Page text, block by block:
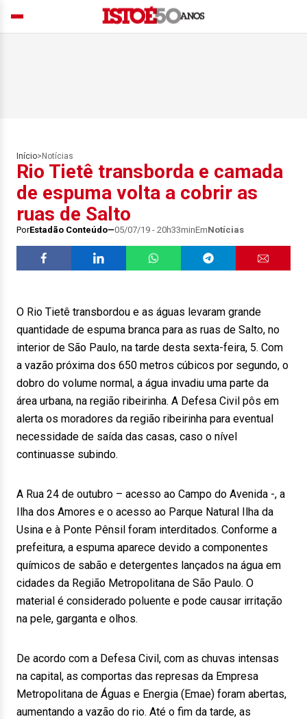
Início> Notícias
Rio Tietê transborda e camada
de espuma volta a cobrir as
ruas de Salto
PorEstadão Conteúdo 05/07/19 - 20h33minEmNotícias
O Rio Tietê transbordou e as águas levaram grande
quantidade de espuma branca para as ruas de Salto, no
interior de São Paulo, na tarde desta sexta-feira, 5. Com
a vazão próxima dos 650 metros cúbicos por segundo, o
dobro do volume normal, a água invadiu uma parte da
área urbana, na região ribeirinha. A Defesa Civil pôs em
alerta os moradores da região ribeirinha para eventual
necessidade de saída das casas, caso o nível
continuasse subindo.
A Rua 24 de outubro – acesso ao Campo do Avenida -, a
Ilha dos Amores e o acesso ao Parque Natural Ilha da
Usina e à Ponte Pênsil foram interditados. Conforme a
prefeitura, a espuma aparece devido a componentes
químicos de sabão e detergentes lançados na água em
cidades da Região Metropolitana de São Paulo. O
material é considerado poluente e pode causar irritação
na pele, garganta e olhos.
De acordo com a Defesa Civil, com as chuvas intensas
na capital, as comportas das represas da Empresa
Metropolitana de Águas e Energia (Emae) foram abertas,
aumentando a vazão do rio. Até o fim da tarde, as